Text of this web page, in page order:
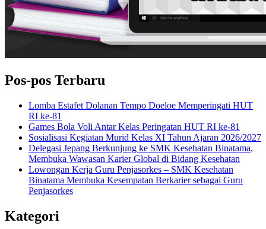
Pos-pos Terbaru
Lomba Estafet Dolanan Tempo Doeloe Memperingati HUT
RI ke-81
Games Bola Voli Antar Kelas Peringatan HUT RI ke-81
Sosialisasi Kegiatan Murid Kelas XI Tahun Ajaran 2026/2027
Delegasi Jepang Berkunjung ke SMK Kesehatan Binatama,
Membuka Wawasan Karier Global di Bidang Kesehatan
Lowongan Kerja Guru Penjasorkes – SMK Kesehatan
Binatama Membuka Kesempatan Berkarier sebagai Guru
Penjasorkes
Kategori